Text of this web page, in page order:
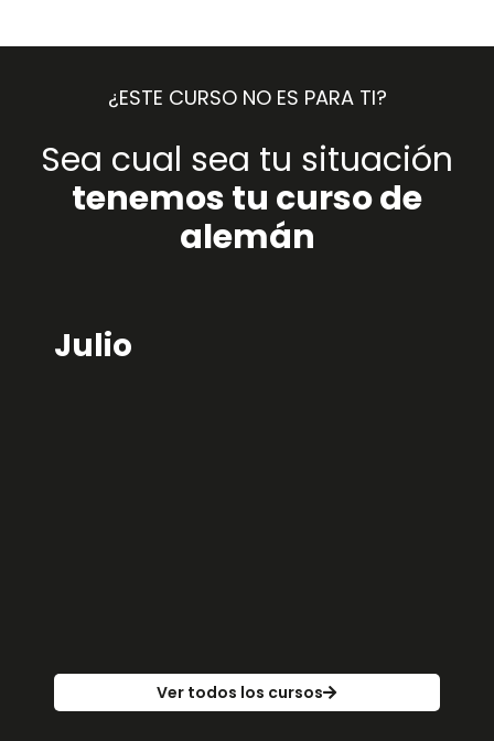
¿ESTE CURSO NO ES PARA TI?
Sea cual sea tu situación
tenemos tu curso de
alemán
Julio
Ver todos los cursos